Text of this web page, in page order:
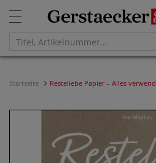
Startseite Resteliebe Papier – Alles